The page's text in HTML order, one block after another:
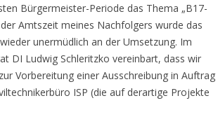
Bürgermeister-Periode das Thema „B17-
Amtszeit meines Nachfolgers wurde das
unermüdlich an der Umsetzung. Im
DI Ludwig Schleritzko vereinbart, dass wir
Vorbereitung einer Ausschreibung in Auftrag
ISP (die auf derartige Projekte